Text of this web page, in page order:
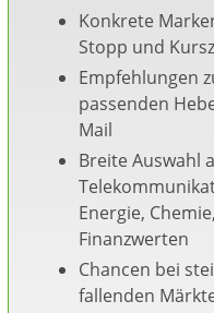
Konkrete
Stopp und
Empfehlungen
passenden
Mail
Breite Auswahl
Energie,
Finanzwerten
Chancen bei
fallenden